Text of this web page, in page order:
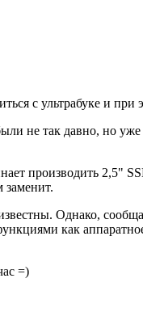
с ультрабуке и при
не так давно, но
производить 2,5"
заменит.
Однако,
как
=)